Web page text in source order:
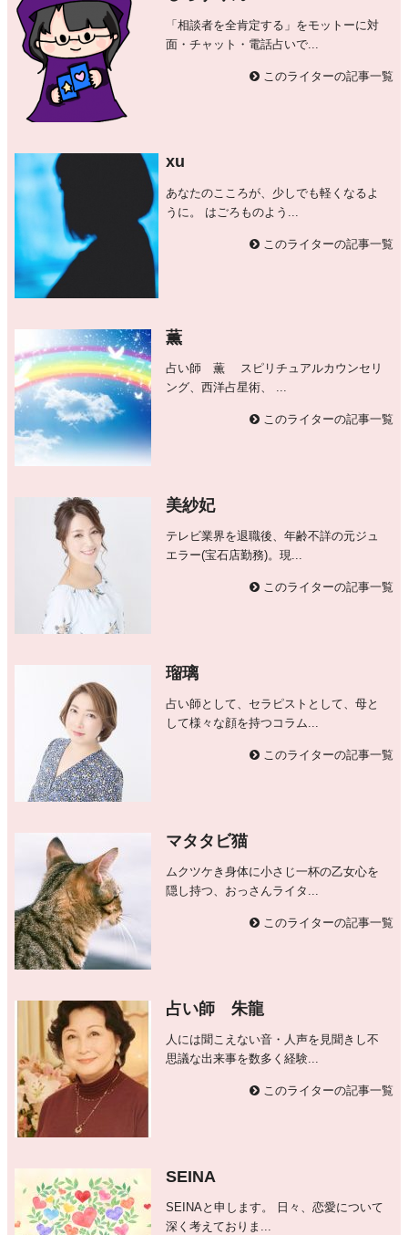
「相談者を全肯定する」をモットーに対
面・チャット・電話占いで...
このライターの記事一覧
xu
あなたのこころが、少しでも軽くなるよ
うに。 はごろものよう...
このライターの記事一覧
薫
占い師 薫 スピリチュアルカウンセリ
ング、西洋占星術、 ...
このライターの記事一覧
美紗妃
テレビ業界を退職後、年齢不詳の元ジュ
エラー(宝石店勤務)。現...
このライターの記事一覧
瑠璃
占い師として、セラピストとして、母と
して様々な顔を持つコラム...
このライターの記事一覧
マタタビ猫
ムクツケき身体に小さじ一杯の乙女心を
隠し持つ、おっさんライタ...
このライターの記事一覧
占い師 朱龍
人には聞こえない音・人声を見聞きし不
思議な出来事を数多く経験...
このライターの記事一覧
SEINA
SEINAと申します。 日々、恋愛について
深く考えておりま...